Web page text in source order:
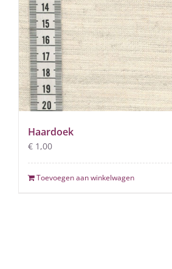
Haardoek
€ 1,00
Toevoegen aan winkelwagen